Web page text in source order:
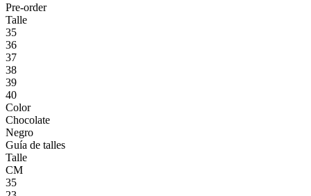
Pre-order
Talle
35
36
37
38
39
40
Color
Chocolate
Negro
Guía de talles
Talle
CM
35